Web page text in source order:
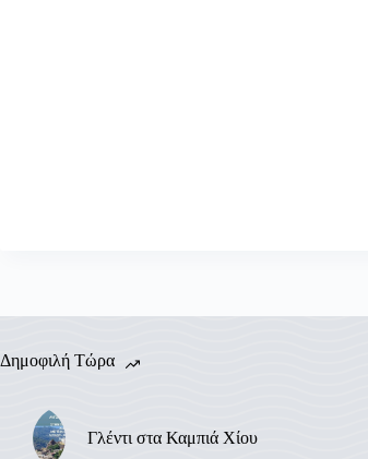
Δημοφιλή Τώρα
Γλέντι στα Καμπιά Χίου